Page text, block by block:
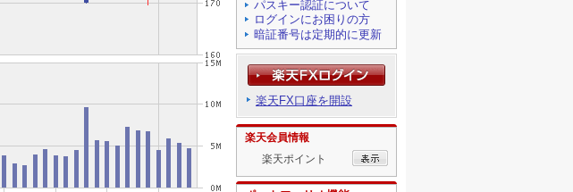
パスキー認証について
ログインにお困りの方
暗証番号は定期的に更新
楽天FX口座を開設
楽天会員情報
楽天ポイント